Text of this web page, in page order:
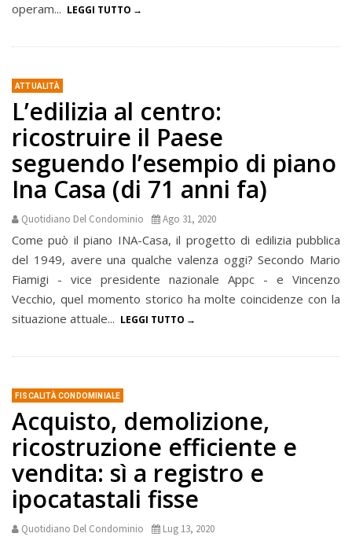
operam... LEGGI TUTTO
ATTUALITÀ
L’edilizia al centro:
ricostruire il Paese
seguendo l’esempio di piano
Ina Casa (di 71 anni fa)
Quotidiano Del Condominio Ago 31, 2020
Come può il piano INA-Casa, il progetto di edilizia pubblica
del 1949, avere una qualche valenza oggi? Secondo Mario
Fiamigi - vice presidente nazionale Appc - e Vincenzo
Vecchio, quel momento storico ha molte coincidenze con la
situazione attuale... LEGGI TUTTO
FISCALITÀ CONDOMINIALE
Acquisto, demolizione,
ricostruzione efficiente e
vendita: sì a registro e
ipocatastali fisse
Quotidiano Del Condominio Lug 13, 2020